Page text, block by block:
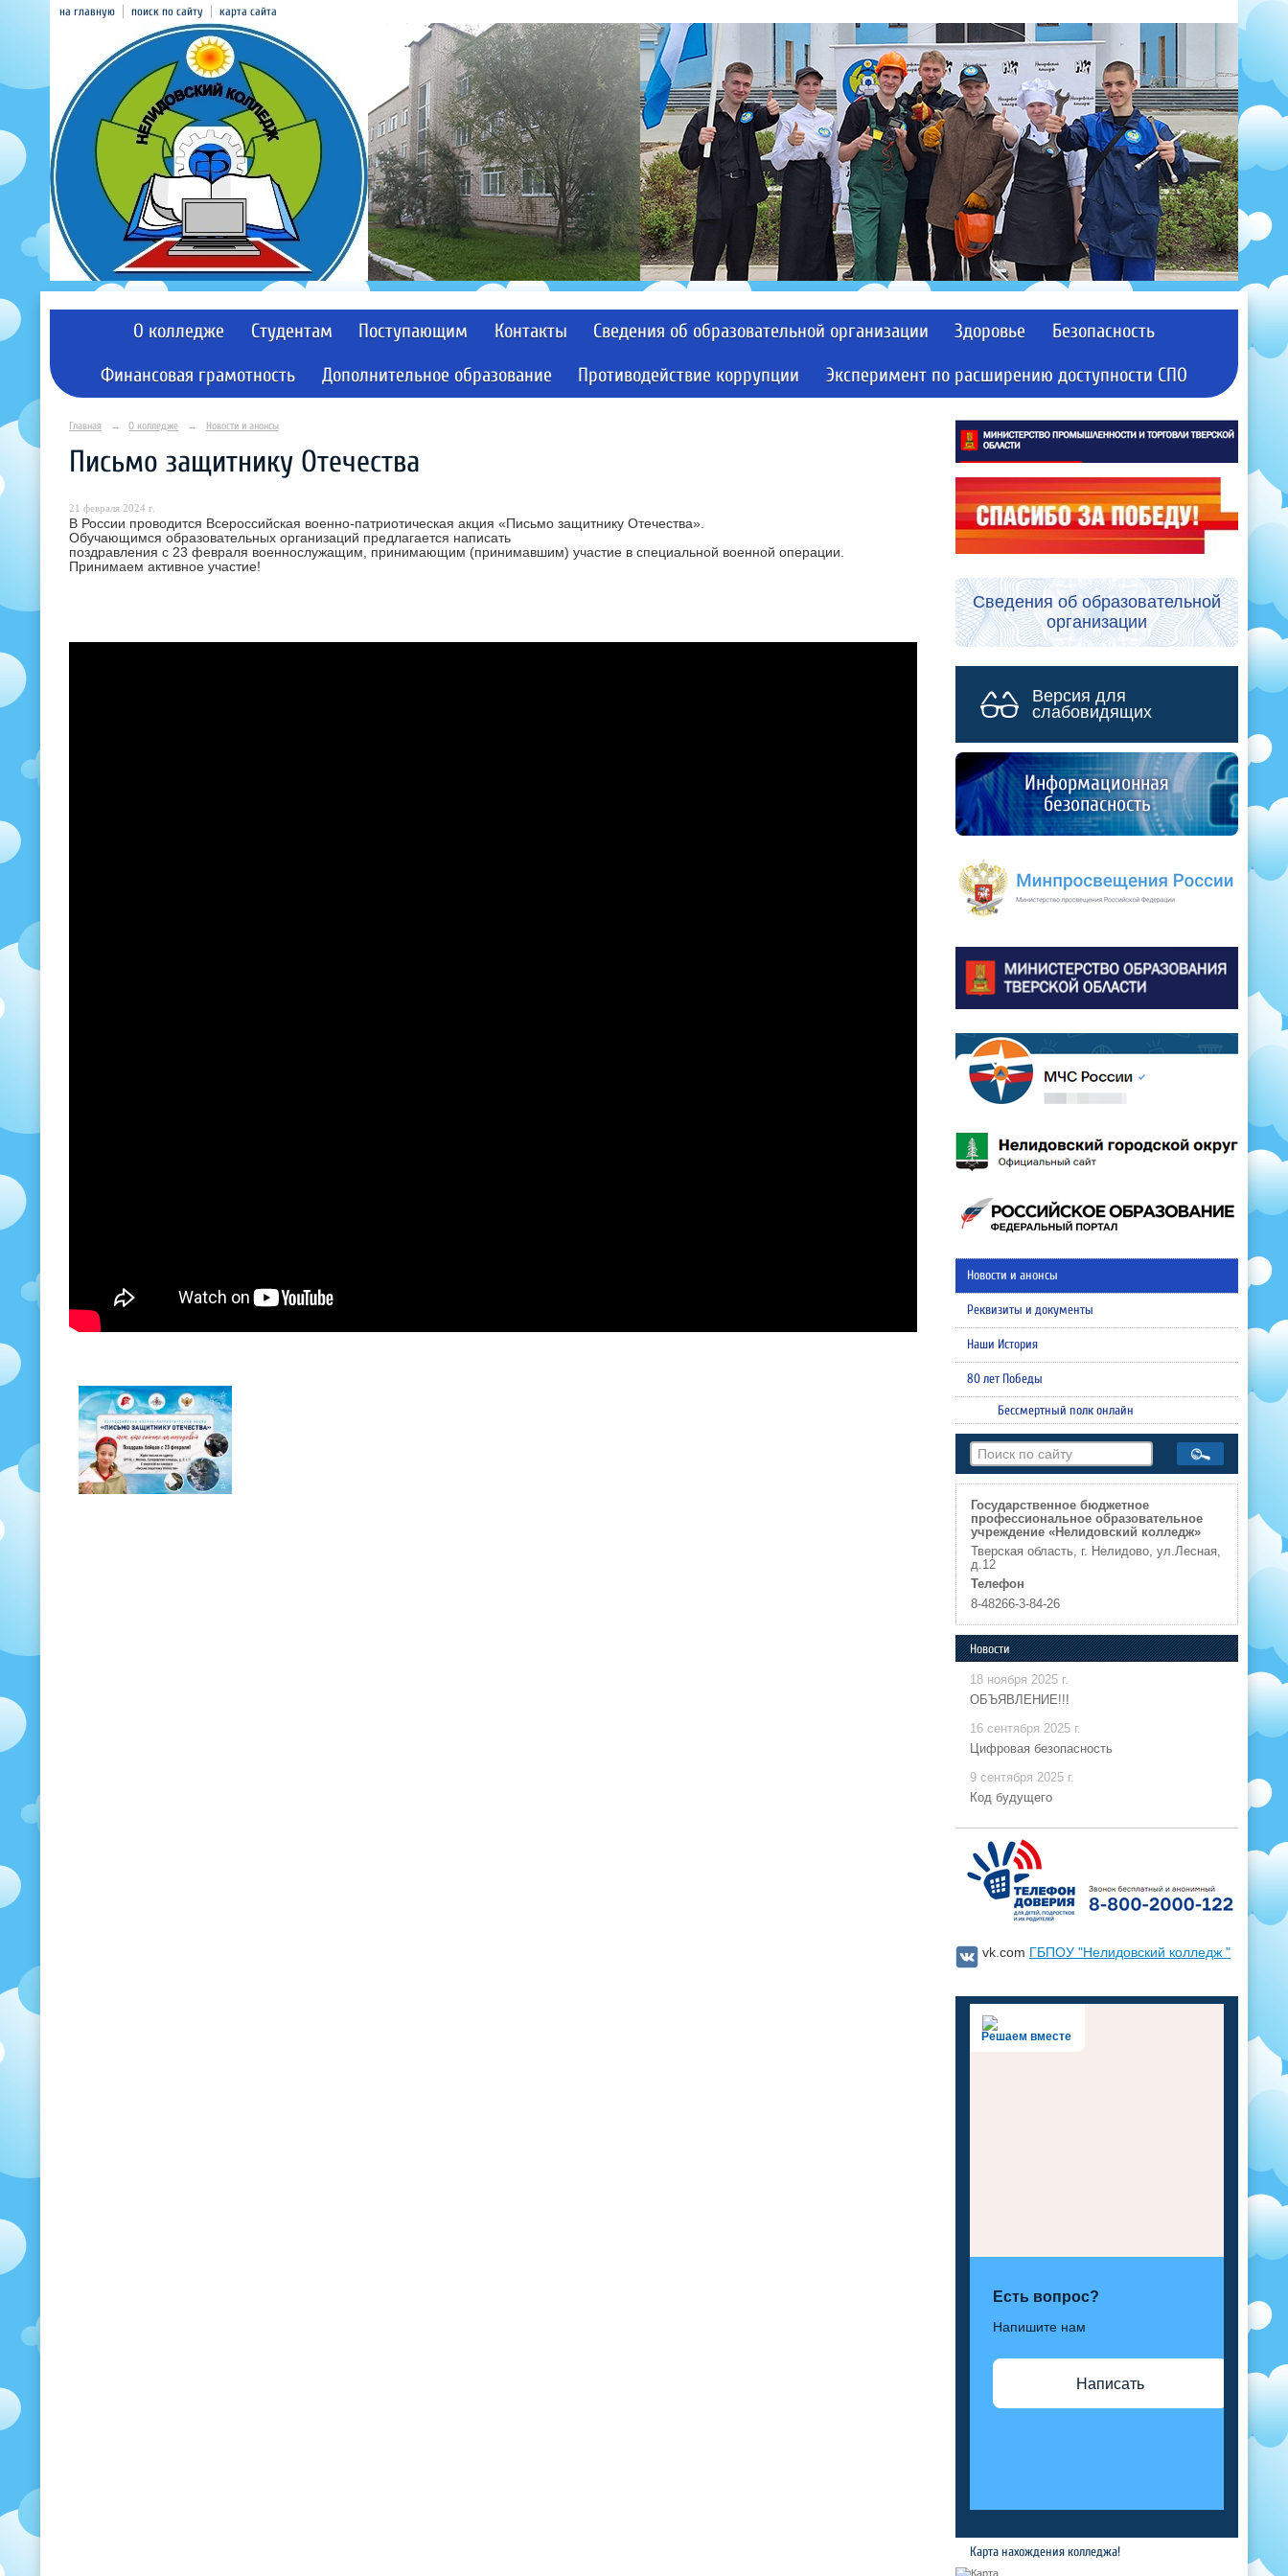
на главную поиск по сайту карта сайта
О колледже Студентам Поступающим Контакты Сведения об образовательной организации Здоровье
Безопасность
Финансовая грамотность
Дополнительное образование Противодействие коррупции Эксперимент по расширению доступности СПО
Главная → О колледже → Новости и анонсы
Письмо защитнику Отечества
21 февраля 2024 г.
В России проводится Всероссийская военно-патриотическая акция «Письмо защитнику Отечества».
Обучающимся образовательных организаций предлагается написать
поздравления с 23 февраля военнослужащим, принимающим (принимавшим) участие в специальной военной операции.
Принимаем активное участие!
Сведения об образовательной
организации
Версия для
слабовидящих
Информационная
безопасность
Новости и анонсы
Реквизиты и документы
Наши История
80 лет Победы
Бессмертный полк онлайн
Государственное бюджетное
профессиональное образовательное
учреждение «Нелидовский колледж»
Тверская область, г. Нелидово, ул.Лесная,
д.12
Телефон
8-48266-3-84-26
Новости
18 ноября 2025 г.
ОБЪЯВЛЕНИЕ!!!
16 сентября 2025 г.
Цифровая безопасность
9 сентября 2025 г.
Код будущего
vk.com ГБПОУ "Нелидовский колледж "
Решаем вместе
Есть вопрос?
Напишите нам
Написать
Карта нахождения колледжа!